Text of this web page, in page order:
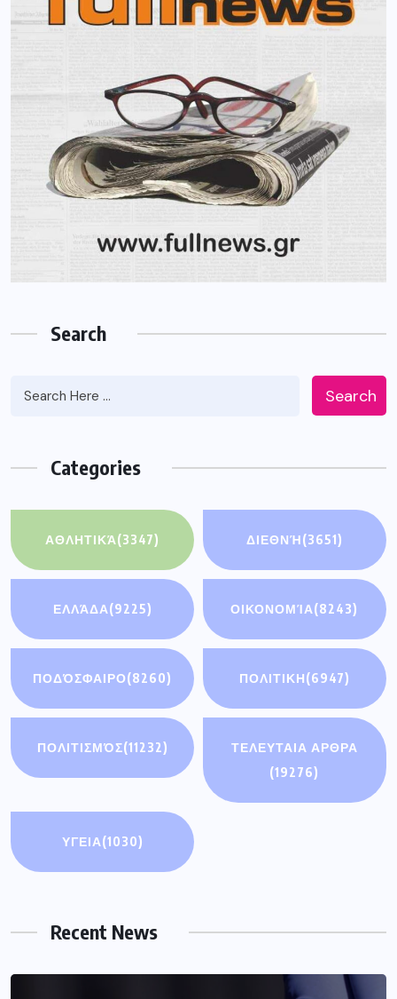
Search
Search
Categories
ΑΘΛΗΤΙΚΆ(3347) ΔΙΕΘΝΉ(3651)
ΕΛΛΆΔΑ(9225) ΟΙΚΟΝΟΜΊΑ(8243)
ΠΟΔΌΣΦΑΙΡΟ(8260) ΠΟΛΙΤΙΚΗ(6947)
ΠΟΛΙΤΙΣΜΌΣ(11232)
ΤΕΛΕΥΤΑΙΑ ΑΡΘΡΑ
(19276)
ΥΓΕΙΑ(1030)
Recent News